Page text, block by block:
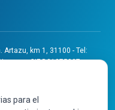
Artazu, km 1, 31100 - Tel:
- CIF B31275837.
32, Folio 75, Hoja 525.
ha sido subvencionado
de 2024 de Ayudas a
para el